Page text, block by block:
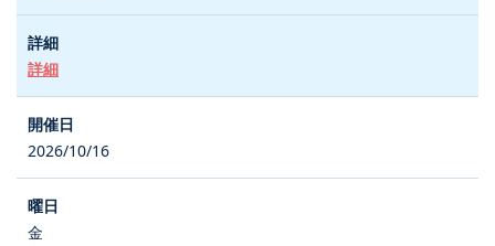
詳細
2026/10/16
金